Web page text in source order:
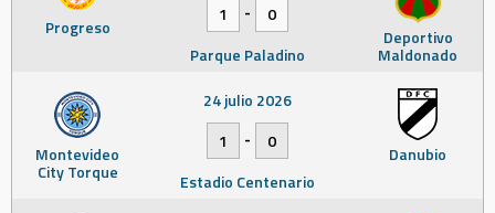
Progreso Deportivo
Maldonado
1
-
0
Parque Paladino
Montevideo
City Torque
Danubio
24 julio 2026
1
-
0
Estadio Centenario